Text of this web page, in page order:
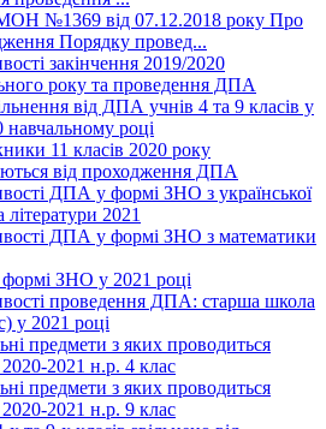
№1369 від 07.12.2018 року Про
Порядку провед...
закінчення 2019/2020
року та проведення ДПА
від ДПА учнів 4 та 9 класів у
навчальному році
11 класів 2020 року
від проходження ДПА
ДПА у формі ЗНО з української
літератури 2021
ДПА у формі ЗНО з математики
ЗНО у 2021 році
проведення ДПА: старша школа
у 2021 році
предмети з яких проводиться
2021 н.р. 4 клас
предмети з яких проводиться
2021 н.р. 9 клас